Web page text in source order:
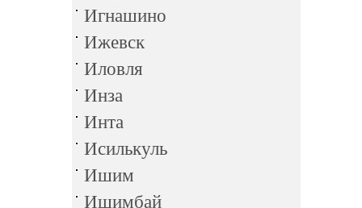
Игнашино
Ижевск
Иловля
Инза
Инта
Исилькуль
Ишим
Ишимбай